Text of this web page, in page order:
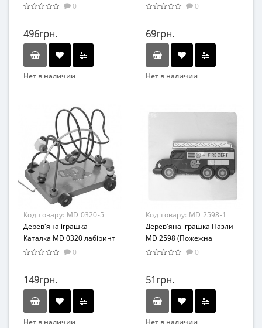
0
496грн.
Нет в наличии
Развивающие
Возраст
От 2-х лет
Материал
Дерево
0
69грн.
Нет в наличии
Материал
Дерево
Код товару: MD 0320-5
Дерев'яна іграшка
Каталка MD 0320 лабіринт
на дроті (Слон)
0
149грн.
Нет в наличии
Код товару: MD 2598-1
Дерев'яна іграшка Пазли
MD 2598 (Пожежна
машина)
0
51грн.
Нет в наличии